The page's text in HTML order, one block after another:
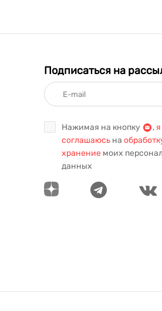
Подписаться на
Нажимая на кнопку , я
соглашаюсь на
хранение моих
данных